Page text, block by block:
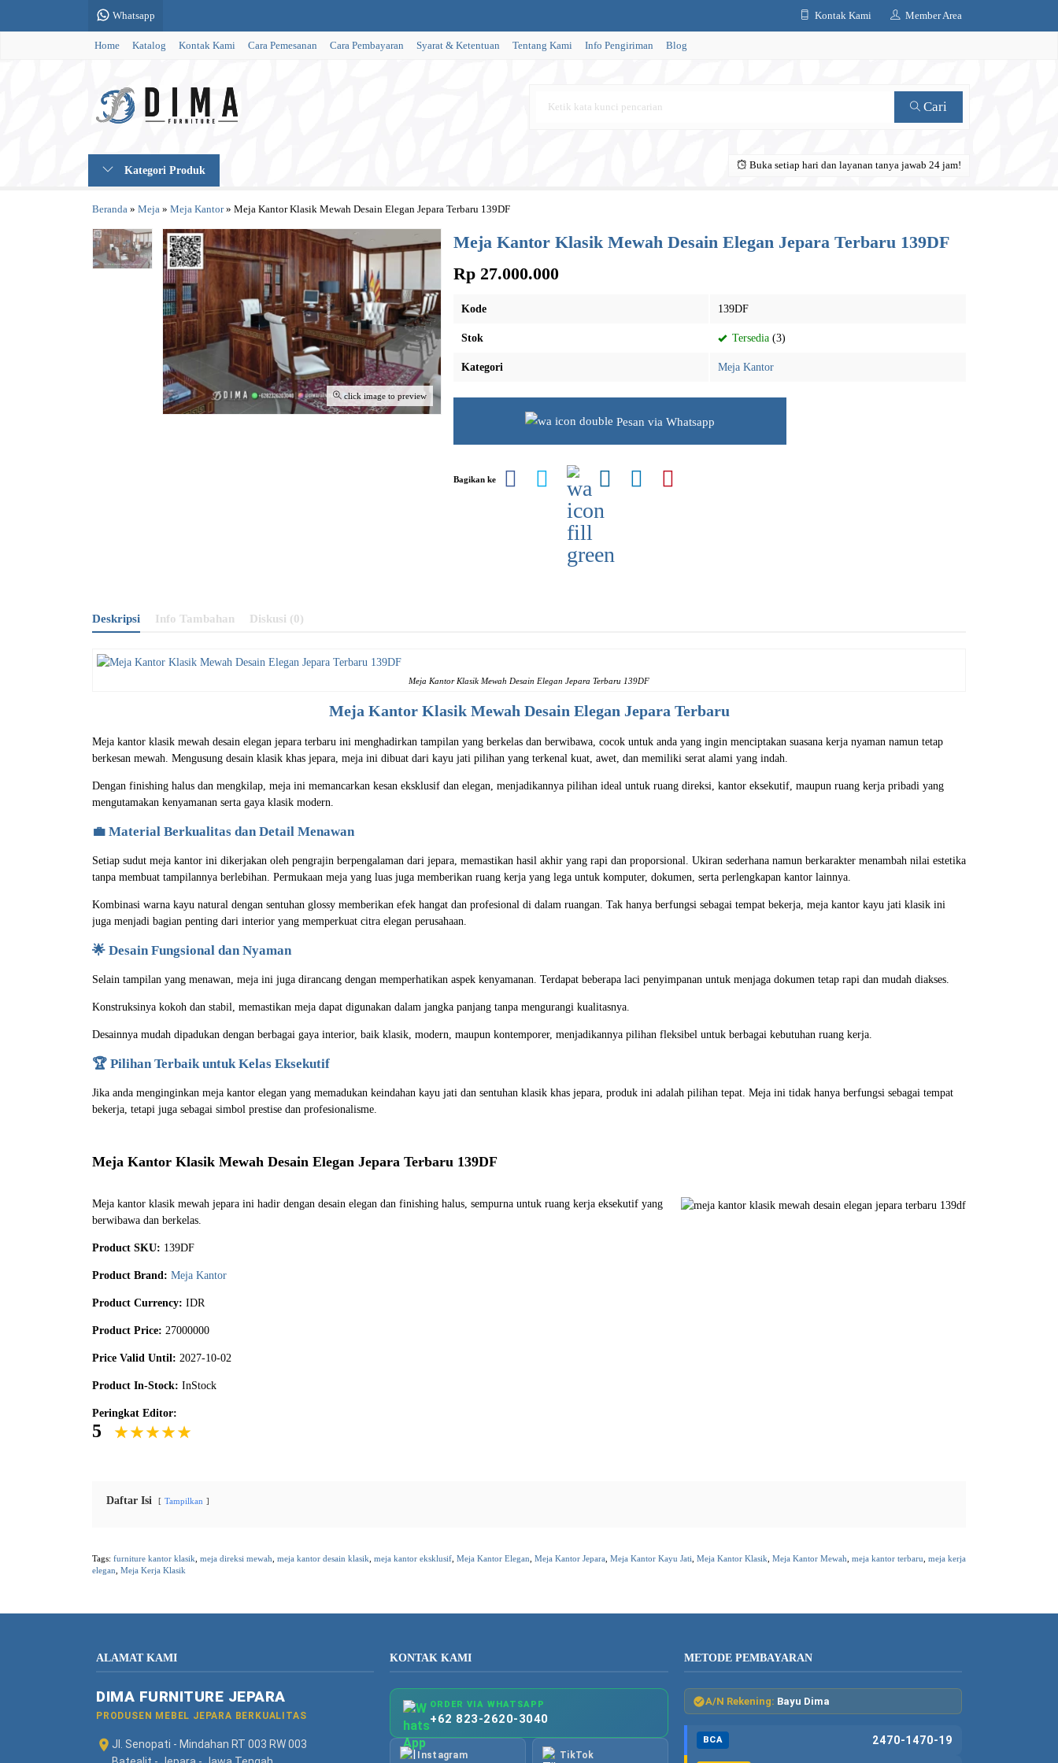
Whatsapp Kontak Kami Member Area
Home Katalog Kontak Kami Cara Pemesanan Cara Pembayaran Syarat & Ketentuan Tentang Kami Info Pengiriman Blog
Cari
Kategori Produk Buka setiap hari dan layanan tanya jawab 24 jam!
Beranda » Meja » Meja Kantor» Meja Kantor Klasik Mewah Desain Elegan Jepara Terbaru 139DF
click image to preview
Meja Kantor Klasik Mewah Desain Elegan Jepara Terbaru 139DF
Rp 27.000.000
Kode 139DF
Stok Tersedia (3)
Kategori Meja Kantor
Pesan via Whatsapp
Bagikan ke
Deskripsi Info Tambahan Diskusi (0)
Meja Kantor Klasik Mewah Desain Elegan Jepara Terbaru 139DF
Meja Kantor KlasikMewah Desain Elegan Jepara Terbaru
Meja kantor klasik mewah desain elegan jepara terbaru ini menghadirkan tampilan yang berkelas dan berwibawa, cocok untuk anda yang ingin menciptakan suasana kerja nyaman namun tetap
berkesan mewah. Mengusung desain klasik khas jepara, meja ini dibuat dari kayu jati pilihan yang terkenal kuat, awet, dan memiliki serat alami yang indah.
Dengan finishing halus dan mengkilap, meja ini memancarkan kesan eksklusif dan elegan, menjadikannya pilihan ideal untuk ruang direksi, kantor eksekutif, maupun ruang kerja pribadi yang
mengutamakan kenyamanan serta gaya klasik modern.
💼 Material Berkualitas dan Detail Menawan
Setiap sudut meja kantor ini dikerjakan oleh pengrajin berpengalaman dari jepara, memastikan hasil akhir yang rapi dan proporsional. Ukiran sederhana namun berkarakter menambah nilai estetika
tanpa membuat tampilannya berlebihan. Permukaan meja yang luas juga memberikan ruang kerja yang lega untuk komputer, dokumen, serta perlengkapan kantor lainnya.
Kombinasi warna kayu natural dengan sentuhan glossy memberikan efek hangat dan profesional di dalam ruangan. Tak hanya berfungsi sebagai tempat bekerja, meja kantor kayu jati klasik ini
juga menjadi bagian penting dari interior yang memperkuat citra elegan perusahaan.
🌟 Desain Fungsional dan Nyaman
Selain tampilan yang menawan, meja ini juga dirancang dengan memperhatikan aspek kenyamanan. Terdapat beberapa laci penyimpanan untuk menjaga dokumen tetap rapi dan mudah diakses.
Konstruksinya kokoh dan stabil, memastikan meja dapat digunakan dalam jangka panjang tanpa mengurangi kualitasnya.
Desainnya mudah dipadukan dengan berbagai gaya interior, baik klasik, modern, maupun kontemporer, menjadikannya pilihan fleksibel untuk berbagai kebutuhan ruang kerja.
🏆 Pilihan Terbaik untuk Kelas Eksekutif
Jika anda menginginkan meja kantor elegan yang memadukan keindahan kayu jati dan sentuhan klasik khas jepara, produk ini adalah pilihan tepat. Meja ini tidak hanya berfungsi sebagai tempat
bekerja, tetapi juga sebagai simbol prestise dan profesionalisme.
Meja Kantor Klasik Mewah Desain Elegan Jepara Terbaru 139DF
Meja kantor klasik mewah jepara ini hadir dengan desain elegan dan finishing halus, sempurna untuk ruang kerja eksekutif yang
berwibawa dan berkelas.
Product SKU: 139DF
Product Brand: Meja Kantor
Product Currency: IDR
Product Price: 27000000
Price Valid Until: 2027-10-02
Product In-Stock: InStock
Peringkat Editor:
5
Daftar Isi Tampilkan
Tags: furniture kantor klasik meja direksi mewah meja kantor desain klasik meja kantor eksklusif Meja Kantor Elegan Meja Kantor Jepara Meja Kantor Kayu Jati Meja Kantor Klasik Meja Kantor Mewah meja kantor terbaru meja kerja
elegan Meja Kerja Klasik
ALAMAT KAMI
DIMA FURNITURE JEPARA
PRODUSEN MEBEL JEPARA BERKUALITAS
Jl. Senopati - Mindahan RT 003 RW 003
KONTAK KAMI
ORDER VIA WHATSAPP
+62 823-2620-3040
Instagram TikTok
METODE PEMBAYARAN
A/N Rekening: Bayu Dima
BCA 2470-1470-19